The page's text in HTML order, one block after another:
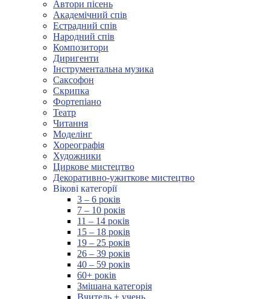
Автори пісень
Академічний спів
Естрадний спів
Народний спів
Композитори
Диригенти
Інструментальна музика
Саксофон
Скрипка
Фортепіано
Театр
Читання
Моделінг
Хореографія
Художники
Циркове мистецтво
Декоративно-ужиткове мистецтво
Вікові категорії
3 – 6 років
7 – 10 років
11 – 14 років
15 – 18 років
19 – 25 років
26 – 39 років
40 – 59 років
60+ років
Змішана категорія
Вчитель + учень